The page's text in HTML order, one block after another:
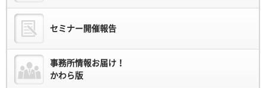
セミナー開催報告
事務所情報お届け！
かわら版